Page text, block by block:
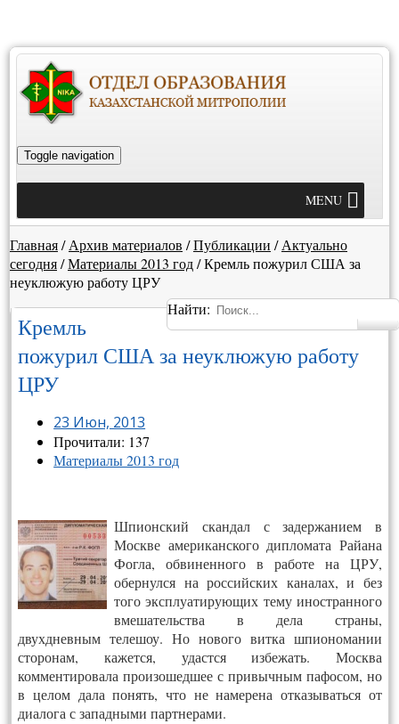
Toggle navigation
MENU
Главная/ Архив материалов /Публикации / Актуально
сегодня/Материалы 2013 год/Кремль пожурил США за
неуклюжую работу ЦРУ
Найти:
Кремль
пожурил США за неуклюжую работу
ЦРУ
23 Июн, 2013
Прочитали: 137
Материалы 2013 год
Шпионский скандал с задержанием в
Москве американского дипломата Райана
Фогла, обвиненного в работе на ЦРУ,
обернулся на российских каналах, и без
того эксплуатирующих тему иностранного
вмешательства в дела страны,
двухдневным телешоу. Но нового витка шпиономании
сторонам, кажется, удастся избежать. Москва
комментировала произошедшее с привычным пафосом, но
в целом дала понять, что не намерена отказываться от
диалога с западными партнерами.